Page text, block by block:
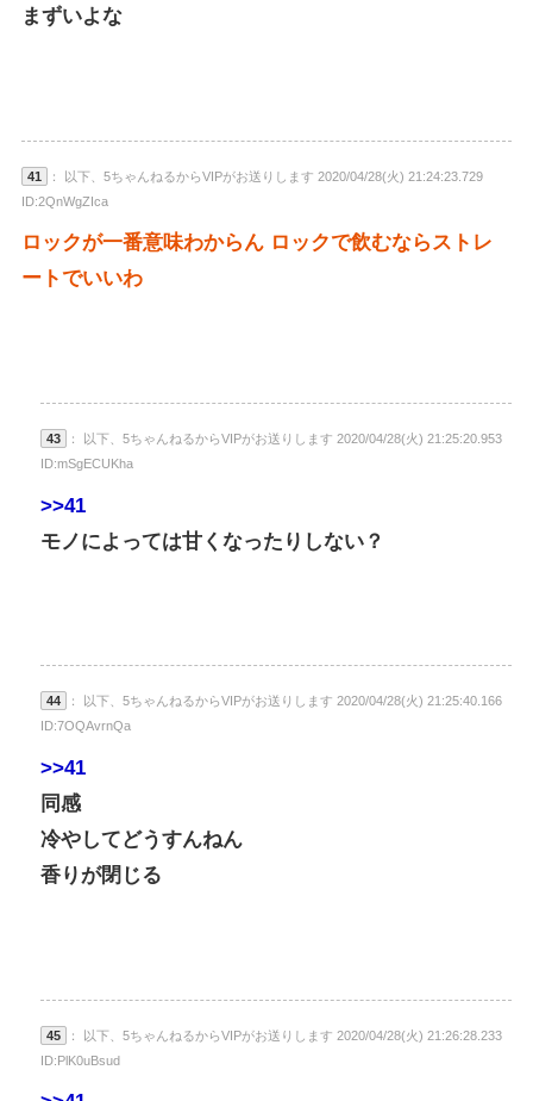
まずいよな
41
： 以下、5ちゃんねるからVIPがお送りします 2020/04/28(火) 21:24:23.729
ID:2QnWgZIca
ロックが一番意味わからん ロックで飲むならストレ
ートでいいわ
43
： 以下、5ちゃんねるからVIPがお送りします 2020/04/28(火) 21:25:20.953
ID:mSgECUKha
>>41
モノによっては甘くなったりしない？
44
： 以下、5ちゃんねるからVIPがお送りします 2020/04/28(火) 21:25:40.166
ID:7OQAvrnQa
>>41
同感
冷やしてどうすんねん
香りが閉じる
45
： 以下、5ちゃんねるからVIPがお送りします 2020/04/28(火) 21:26:28.233
ID:PlK0uBsud